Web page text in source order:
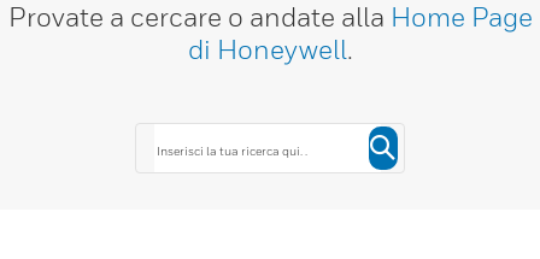
Provate a cercare o andate alla Home Page
di Honeywell.